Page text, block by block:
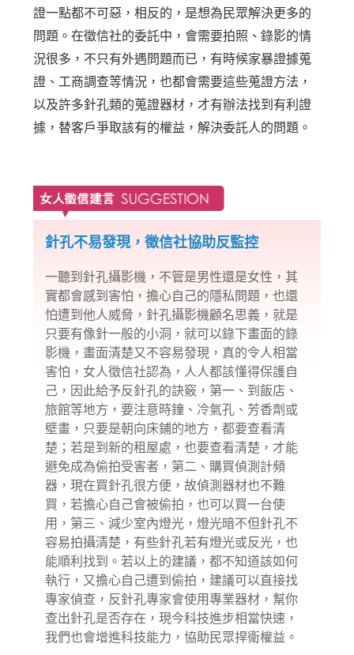
證一點都不可惡，相反的，是想為民眾解決更多的
問題。在徵信社的委託中，會需要拍照、錄影的情
況很多，不只有外遇問題而已，有時候家暴證據蒐
證、工商調查等情況，也都會需要這些蒐證方法，
以及許多針孔類的蒐證器材，才有辦法找到有利證
據，替客戶爭取該有的權益，解決委託人的問題。
針孔不易發現，徵信社協助反監控
一聽到針孔攝影機，不管是男性還是女性，其
實都會感到害怕，擔心自己的隱私問題，也還
怕遭到他人威脅，針孔攝影機顧名思義，就是
只要有像針一般的小洞，就可以錄下畫面的錄
影機，畫面清楚又不容易發現，真的令人相當
害怕，女人徵信社認為，人人都該懂得保護自
己，因此給予反針孔的訣竅，第一、到飯店、
旅館等地方，要注意時鐘、冷氣孔、芳香劑或
壁畫，只要是朝向床鋪的地方，都要查看清
楚；若是到新的租屋處，也要查看清楚，才能
避免成為偷拍受害者，第二、購買偵測計頻
器，現在買針孔很方便，故偵測器材也不難
買，若擔心自己會被偷拍，也可以買一台使
用，第三、減少室內燈光，燈光暗不但針孔不
容易拍攝清楚，有些針孔若有燈光或反光，也
能順利找到。若以上的建議，都不知道該如何
執行，又擔心自己遭到偷拍，建議可以直接找
專家偵查，反針孔專家會使用專業器材，幫你
查出針孔是否存在，現今科技進步相當快速，
我們也會增進科技能力，協助民眾捍衛權益。